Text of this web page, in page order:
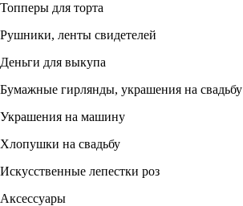
Топперы для торта
Рушники, ленты свидетелей
Деньги для выкупа
Бумажные гирлянды, украшения на свадьбу
Украшения на машину
Хлопушки на свадьбу
Искусственные лепестки роз
Аксессуары